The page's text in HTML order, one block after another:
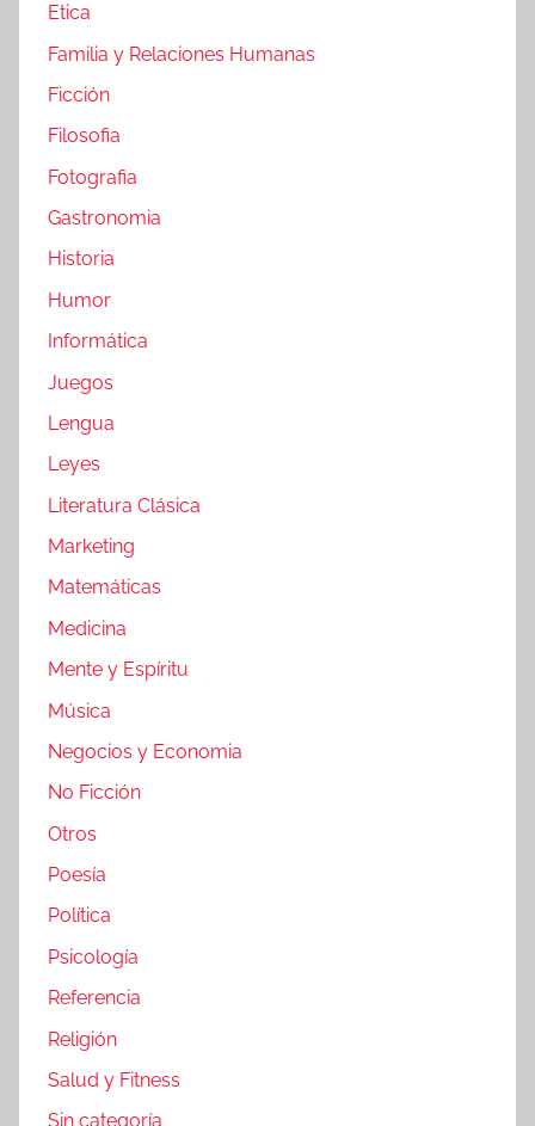
Etica
Familia y Relaciones Humanas
Ficción
Filosofia
Fotografia
Gastronomia
Historia
Humor
Informática
Juegos
Lengua
Leyes
Literatura Clásica
Marketing
Matemáticas
Medicina
Mente y Espíritu
Música
Negocios y Economia
No Ficción
Otros
Poesía
Política
Psicología
Referencia
Religión
Salud y Fitness
Sin categoría